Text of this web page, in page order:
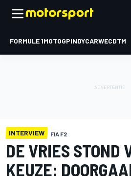
FORMULE 1MOTOGPINDYCARWECDTM
INTERVIEW FIA F2
DE VRIES STOND
KEUZE: